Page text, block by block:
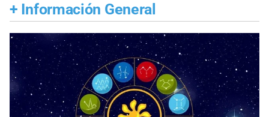
+ Información General